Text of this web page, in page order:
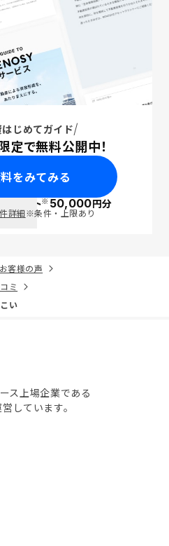
じめてガイド
定で無料公開中！
をみてみる
ポイント※50,000円分
詳細※条件・上限あり
お客様の声
ミ
い
ス上場企業である
しています。